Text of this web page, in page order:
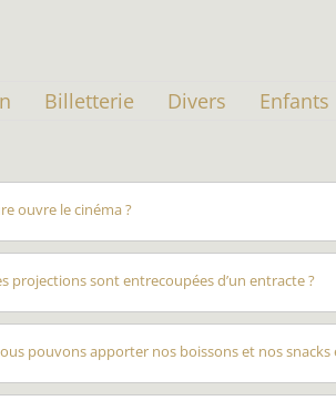
Billetterie Divers Enfants
ouvre le cinéma ?
projections sont entrecoupées d’un entracte ?
pouvons apporter nos boissons et nos snacks